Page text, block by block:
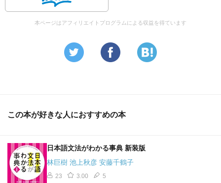
本ページはアフィリエイトプログラムによる収益を得ています
この本が好きな人におすすめの本
日本語文法がわかる事典 新装版
林巨樹 池上秋彦 安藤千鶴子
23 3.00 5